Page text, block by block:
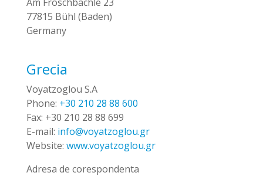
77815 Bühl (Baden)
Germany
Grecia
Voyatzoglou S.A
Phone: +30 210 28 88 600
Fax: +30 210 28 88 699
E-mail: info@voyatzoglou.gr
Website: www.voyatzoglou.gr
Adresa de corespondenta